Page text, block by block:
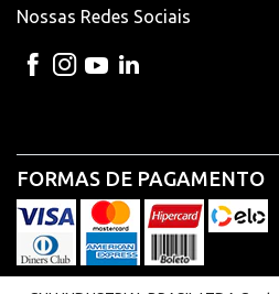
Nossas Redes Sociais
FORMAS DE PAGAMENTO